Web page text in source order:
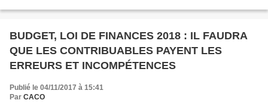
bon...
BUDGET, LOI DE FINANCES 2018 : IL FAUDRA
QUE LES CONTRIBUABLES PAYENT LES
ERREURS ET INCOMPÉTENCES
Publié le 04/11/2017 à 15:41
Par CACO